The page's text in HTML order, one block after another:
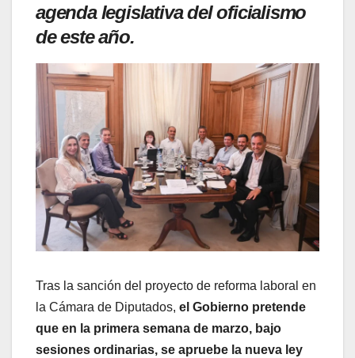
agenda legislativa del oficialismo
de este año.
Tras la sanción del proyecto de reforma laboral en
la Cámara de Diputados, el Gobierno pretende
que en la primera semana de marzo, bajo
sesiones ordinarias, se apruebe la nueva ley